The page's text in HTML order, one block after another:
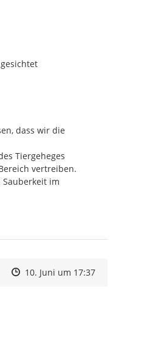
dass wir die
Tiergeheges
vertreiben.
im
Zeitpunkt des Erstellens
Zeitpunkt des Erstellens
10. Juni um 17:37Zur Äußerung